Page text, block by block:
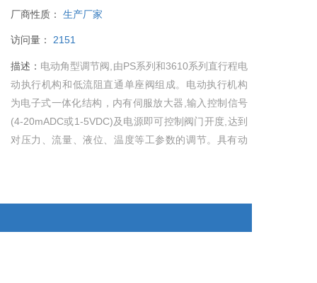
厂商性质： 生产厂家
访问量： 2151
描述： 电动角型调节阀,由PS系列和3610系列直行程电
动执行机构和低流阻直通单座阀组成。电动执行机构
为电子式一体化结构，内有伺服放大器,输入控制信号
(4-20mADC或1-5VDC)及电源即可控制阀门开度,达到
对压力、流量、液位、温度等工参数的调节。具有动